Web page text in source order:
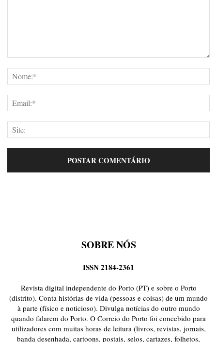
SOBRE NÓS
ISSN 2184-2361
Revista digital independente do Porto (PT) e sobre o Porto
(distrito). Conta histórias de vida (pessoas e coisas) de um mundo
à parte (físico e noticioso). Divulga notícias do outro mundo
quando falarem do Porto. O Correio do Porto foi concebido para
utilizadores com muitas horas de leitura (livros, revistas, jornais,
banda desenhada, cartoons, postais, selos, cartazes, folhetos,